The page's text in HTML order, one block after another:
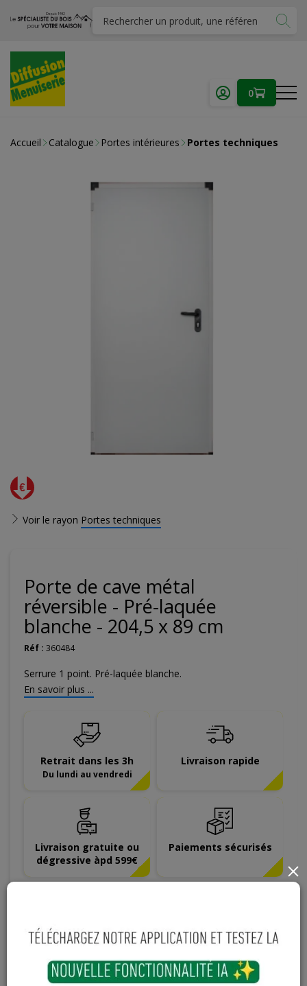
0
Accueil Catalogue Portes intérieures Portes techniques
Voir le rayon Portes techniques
Porte de cave métal
réversible - Pré-laquée
blanche - 204,5 x 89 cm
Réf : 360484
Serrure 1 point. Pré-laquée blanche.
En savoir plus ...
Retrait dans les 3h
Du lundi au vendredi
Livraison rapide
Livraison gratuite ou
dégressive àpd 599€
Paiements sécurisés
199€ TTC
+ Ajouter au panier
×